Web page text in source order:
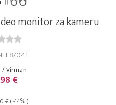
monitor za kameru
/ Virman
€
€ ( -14% )